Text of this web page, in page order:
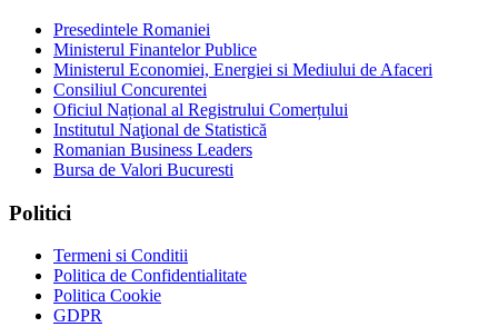
Presedintele Romaniei
Ministerul Finantelor Publice
Ministerul Economiei, Energiei si Mediului de Afaceri
Consiliul Concurentei
Oficiul Național al Registrului Comerțului
Institutul Naţional de Statistică
Romanian Business Leaders
Bursa de Valori Bucuresti
Politici
Termeni si Conditii
Politica de Confidentialitate
Politica Cookie
GDPR